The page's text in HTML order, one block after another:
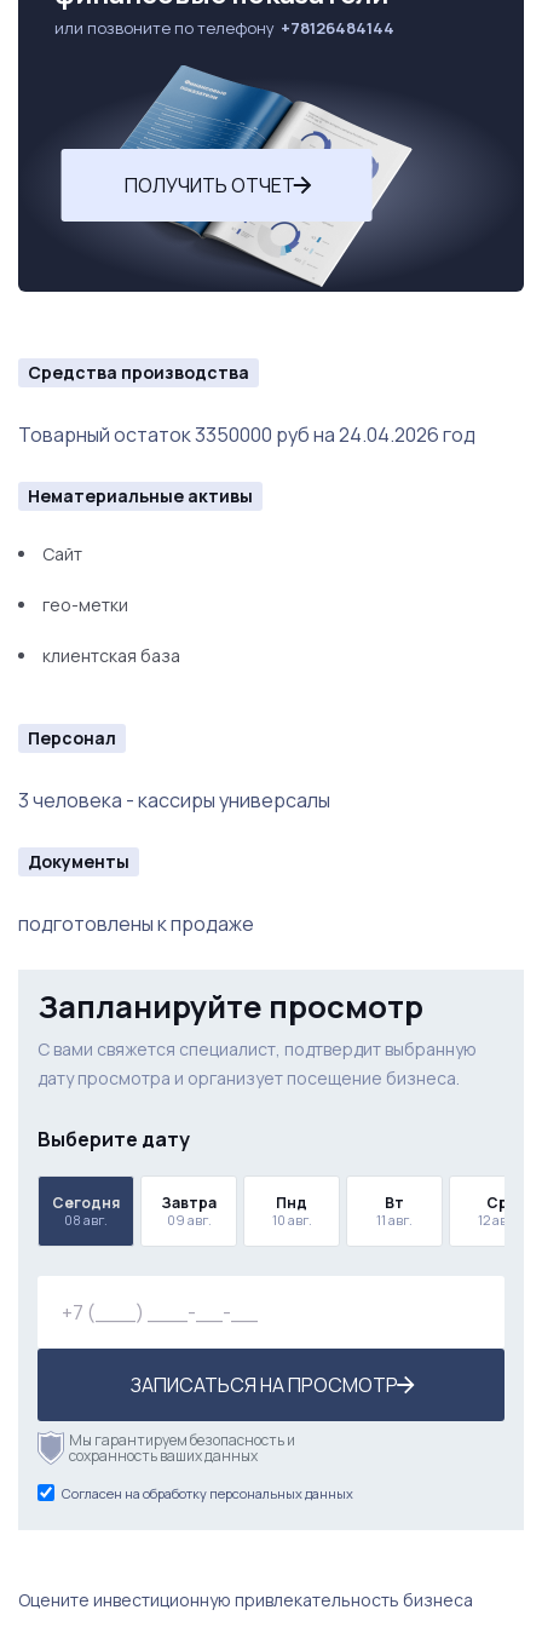
или позвоните по телефону +78126484144
ПОЛУЧИТЬ ОТЧЕТ
Средства производства
Товарный остаток 3350000 руб на 24.04.2026 год
Нематериальные активы
Сайт
гео-метки
клиентская база
Персонал
3 человека - кассиры универсалы
Документы
подготовлены к продаже
Запланируйте просмотр
С вами свяжется специалист, подтвердит выбранную
дату просмотра и организует посещение бизнеса.
Выберите дату
Сегодня
08 авг.
Завтра
09 авг.
Пнд
10 авг.
Вт
11 авг.
Ср
12 авг.
ЗАПИСАТЬСЯ НА ПРОСМОТР
Мы гарантируем безопасность и
сохранность ваших данных
Согласен на обработку персональных данных
Оцените инвестиционную привлекательность бизнеса